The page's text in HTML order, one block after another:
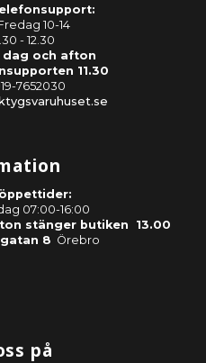
10-14
- 12.30
och afton
11.30
7652030
07:00-16:00
stänger butiken 13.00
8 Örebro
på